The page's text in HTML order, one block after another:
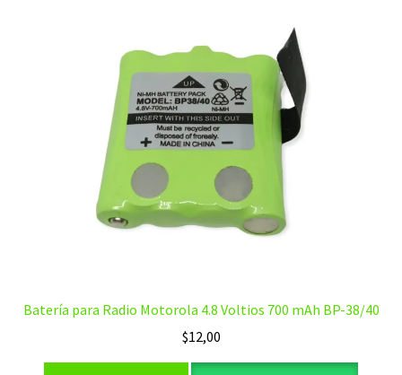
Batería para Radio Motorola 4.8 Voltios 700 mAh BP-38/40
$12,00